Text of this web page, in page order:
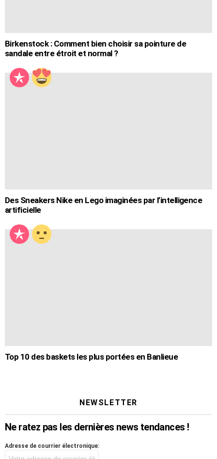
Birkenstock : Comment bien choisir sa pointure de
sandale entre étroit et normal ?
Des Sneakers Nike en Lego imaginées par l’intelligence
artificielle
Top 10 des baskets les plus portées en Banlieue
NEWSLETTER
Ne ratez pas les dernières news tendances !
Adresse de courrier électronique: